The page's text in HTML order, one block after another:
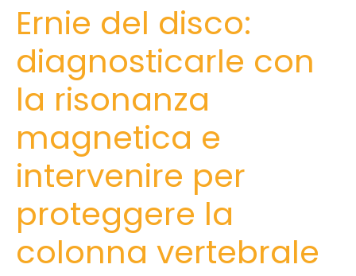
Ernie del disco:
diagnosticarle con
la risonanza
magnetica e
intervenire per
proteggere la
colonna vertebrale